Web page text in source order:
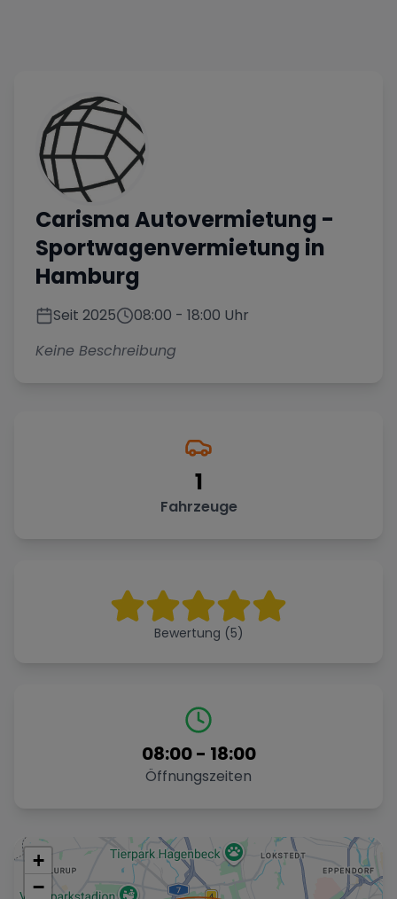
Carisma Autovermietung -
Sportwagenvermietung in
Hamburg
Seit 2025 08:00 - 18:00 Uhr
Keine Beschreibung
1
Fahrzeuge
Bewertung (5)
08:00- 18:00
Öffnungszeiten
+
−